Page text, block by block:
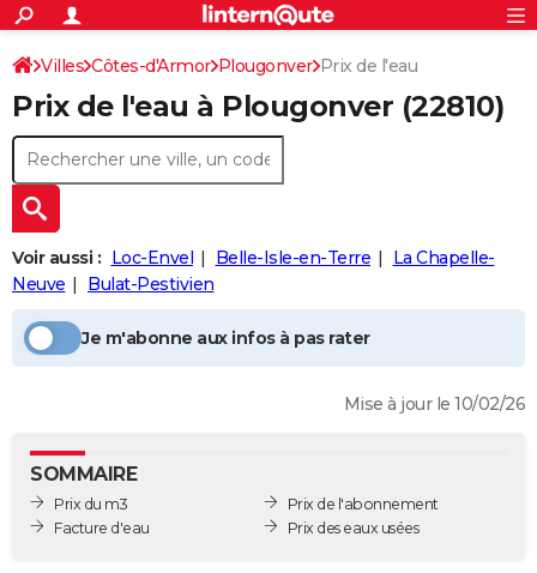
ACTUALITÉS
Politique
Société
Faits Divers
Education
Monde
Villes
+
SPORT
Coupe du monde 2026
Football
Tennis
Cyclisme
Rugby
Forum
Programme TV
TNTStreaming
Cinéma
Sorties cinéma
Musique
Retraite
Impôts
Epargne
Immobilier
Risques naturels par ville
Banque
Assurance
Crédit
AUTO
Essais
Réserver un essai
Citadines
Berlines
SUV
Forum auto
+
Mobiles
Meilleur smartphone
Internet
Ordinateurs
Jeux vidéo
Guide high-tech
+BRICOLAGE
Forum
Aménagement intérieur
Extérieur
Cuisine
Salle de bains
Jardinage
Rangement
+WEEK-END
Art de vivre
Bien-être
Loisirs
Mode
Modes de vie
SANTE
Alimentation
Guide de la santé
Maladies
Médicaments
Sommeil
VOYAGE
Rechercher
S'inscrire
Connexion
Villes Côtes-d'Armor Plougonver Prix de l'eau
Prix de l'eau à Plougonver (22810)
Voir aussi : Loc-Envel Belle-Isle-en-Terre
La Chapelle-
Neuve
Bulat-Pestivien
Je m'abonne aux infos à pas rater
Mise à jour le 10/02/26
SOMMAIRE
Prix du m3
Facture d'eau
Prix de l'abonnement
Prix des eaux usées